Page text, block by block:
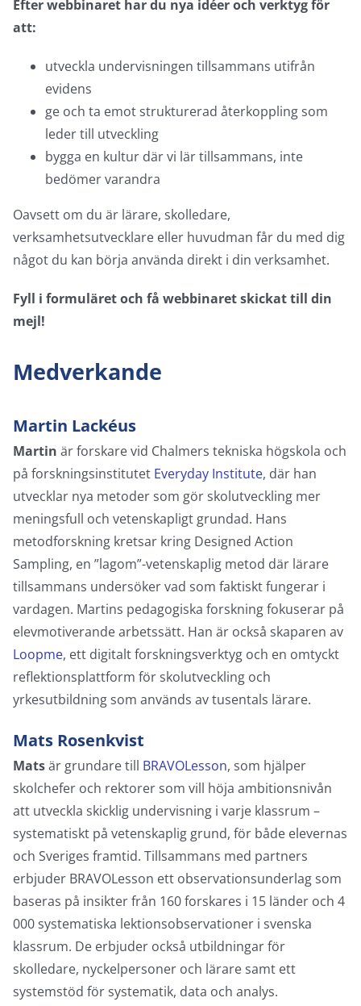
Efter webbinaret har du nya idéer och verktyg för
att:
utveckla undervisningen tillsammans utifrån
evidens
ge och ta emot strukturerad återkoppling som
leder till utveckling
bygga en kultur där vi lär tillsammans, inte
bedömer varandra
Oavsett om du är lärare, skolledare,
verksamhetsutvecklare eller huvudman får du med dig
något du kan börja använda direkt i din verksamhet.
Fyll i formuläret och få webbinaret skickat till din
mejl!
Medverkande
Martin Lackéus
Martinär forskare vid Chalmers tekniska högskola och
på forskningsinstitutet Everyday Institute, där han
utvecklar nya metoder som gör skolutveckling mer
meningsfull och vetenskapligt grundad. Hans
metodforskning kretsar kring Designed Action
Sampling, en ”lagom”-vetenskaplig metod där lärare
tillsammans undersöker vad som faktiskt fungerar i
vardagen. Martins pedagogiska forskning fokuserar på
elevmotiverande arbetssätt. Han är också skaparen av
Loopme, ett digitalt forskningsverktyg och en omtyckt
reflektionsplattform för skolutveckling och
yrkesutbildning som används av tusentals lärare.
Mats Rosenkvist
Matsär grundare till BRAVOLesson, som hjälper
skolchefer och rektorer som vill höja ambitionsnivån
att utveckla skicklig undervisning i varje klassrum –
systematiskt på vetenskaplig grund, för både elevernas
och Sveriges framtid. Tillsammans med partners
erbjuder BRAVOLesson ett observationsunderlag som
baseras på insikter från 160 forskares i 15 länder och 4
000 systematiska lektionsobservationer i svenska
klassrum. De erbjuder också utbildningar för
skolledare, nyckelpersoner och lärare samt ett
systemstöd för systematik, data och analys.